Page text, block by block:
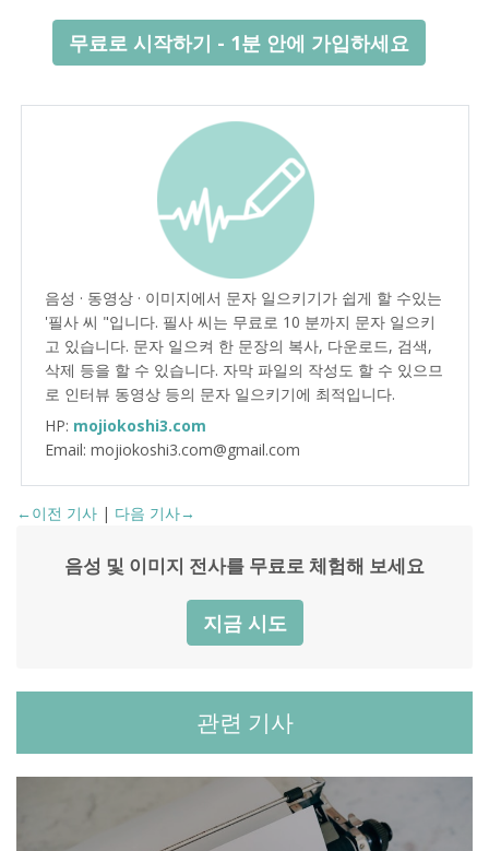
무료로 시작하기 - 1분 안에 가입하세요
음성 · 동영상 · 이미지에서 문자 일으키기가 쉽게 할 수있는
'필사 씨 "입니다. 필사 씨는 무료로 10 분까지 문자 일으키
고 있습니다. 문자 일으켜 한 문장의 복사, 다운로드, 검색,
삭제 등을 할 수 있습니다. 자막 파일의 작성도 할 수 있으므
로 인터뷰 동영상 등의 문자 일으키기에 최적입니다.
HP: mojiokoshi3.com
Email: mojiokoshi3.com@gmail.com
←이전 기사 | 다음 기사→
음성 및 이미지 전사를 무료로 체험해 보세요
지금 시도
관련 기사